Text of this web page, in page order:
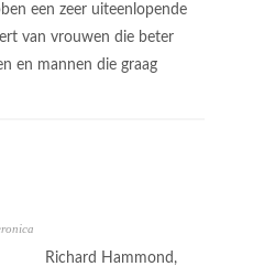
een zeer uiteenlopende
van vrouwen die beter
en mannen die graag
Richard Hammond,